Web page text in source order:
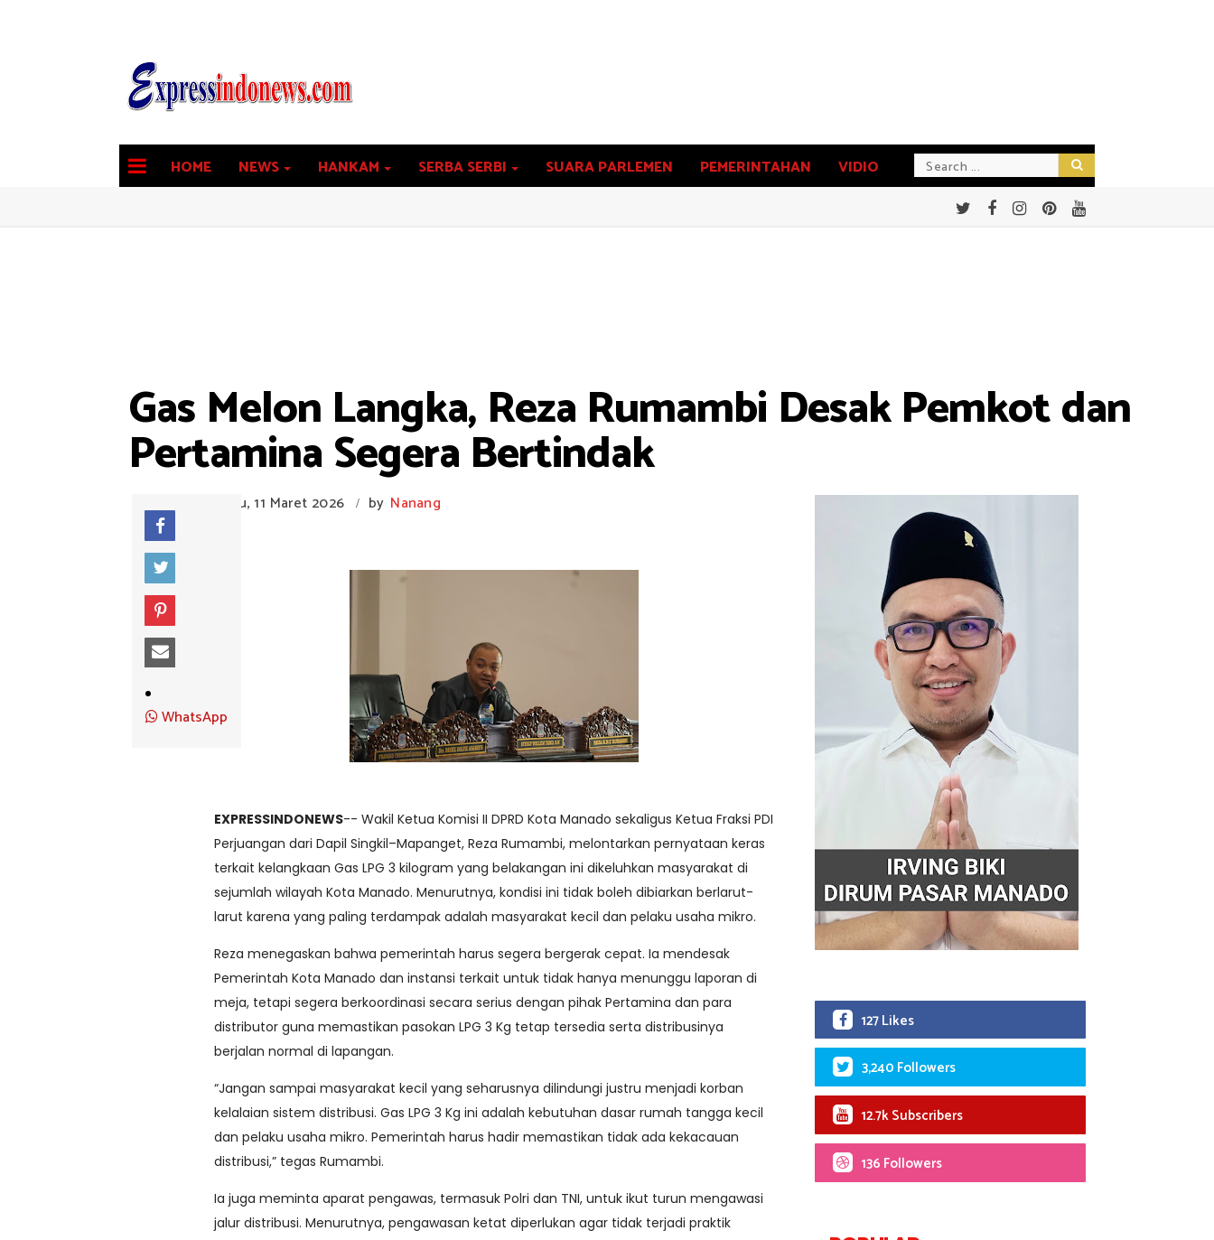
HOME NEWS HANKAM SERBA SERBI SUARA PARLEMEN PEMERINTAHAN VIDIO
Gas Melon Langka, Reza Rumambi Desak Pemkot dan
Pertamina Segera Bertindak
Rabu, 11 Maret 2026 / by Nanang
WhatsApp
EXPRESSINDONEWS-- Wakil Ketua Komisi II DPRD Kota Manado sekaligus Ketua Fraksi PDI
Perjuangan dari Dapil Singkil–Mapanget, Reza Rumambi, melontarkan pernyataan keras
terkait kelangkaan Gas LPG 3 kilogram yang belakangan ini dikeluhkan masyarakat di
sejumlah wilayah Kota Manado. Menurutnya, kondisi ini tidak boleh dibiarkan berlarut-
larut karena yang paling terdampak adalah masyarakat kecil dan pelaku usaha mikro.
Reza menegaskan bahwa pemerintah harus segera bergerak cepat. Ia mendesak
Pemerintah Kota Manado dan instansi terkait untuk tidak hanya menunggu laporan di
meja, tetapi segera berkoordinasi secara serius dengan pihak Pertamina dan para
distributor guna memastikan pasokan LPG 3 Kg tetap tersedia serta distribusinya
berjalan normal di lapangan.
“Jangan sampai masyarakat kecil yang seharusnya dilindungi justru menjadi korban
kelalaian sistem distribusi. Gas LPG 3 Kg ini adalah kebutuhan dasar rumah tangga kecil
dan pelaku usaha mikro. Pemerintah harus hadir memastikan tidak ada kekacauan
distribusi,” tegas Rumambi.
Ia juga meminta aparat pengawas, termasuk Polri dan TNI, untuk ikut turun mengawasi
jalur distribusi. Menurutnya, pengawasan ketat diperlukan agar tidak terjadi praktik
127 Likes
3,240 Followers
12.7k Subscribers
136 Followers